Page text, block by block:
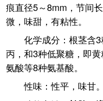
痕直径5～8mm，节间
微，味甜，有粘性。
化学成分：根茎含3
丙，和3种低聚糖，即
氨酸等8种氨基酸。
性味：性平，味甘